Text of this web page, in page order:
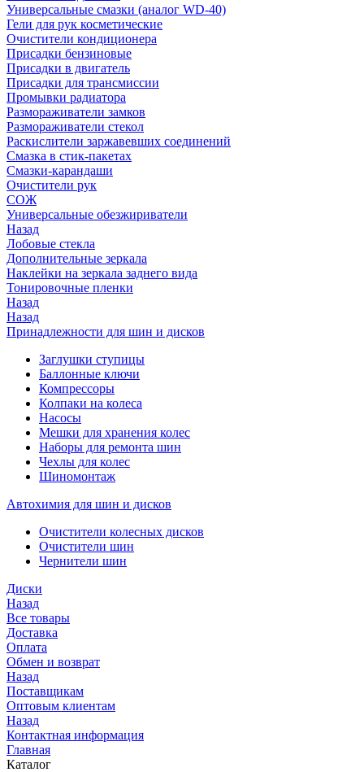
Универсальные смазки (аналог WD-40)
Гели для рук косметические
Очистители кондиционера
Присадки бензиновые
Присадки в двигатель
Присадки для трансмиссии
Промывки радиатора
Размораживатели замков
Размораживатели стекол
Раскислители заржавевших соединений
Смазка в стик-пакетах
Смазки-карандаши
Очистители рук
СОЖ
Универсальные обезжириватели
Назад
Лобовые стекла
Дополнительные зеркала
Наклейки на зеркала заднего вида
Тонировочные пленки
Назад
Назад
Принадлежности для шин и дисков
Заглушки ступицы
Баллонные ключи
Компрессоры
Колпаки на колеса
Насосы
Мешки для хранения колес
Наборы для ремонта шин
Чехлы для колес
Шиномонтаж
Автохимия для шин и дисков
Очистители колесных дисков
Очистители шин
Чернители шин
Диски
Назад
Все товары
Доставка
Оплата
Обмен и возврат
Назад
Поставщикам
Оптовым клиентам
Назад
Контактная информация
Главная
Каталог